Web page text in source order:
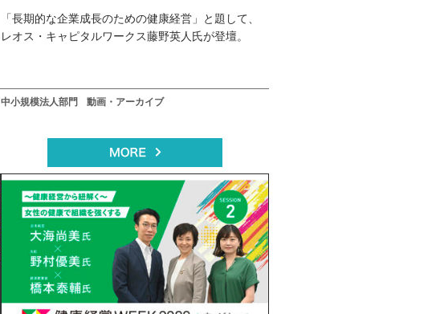
「長期的な企業成長のための健康経営」と題して、
レオス・キャピタルワークス藤野英人氏が登壇。
中小規模法人部門 動画・アーカイブ